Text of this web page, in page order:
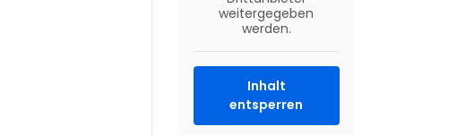
weitergegeben
werden.
Inhalt
entsperren